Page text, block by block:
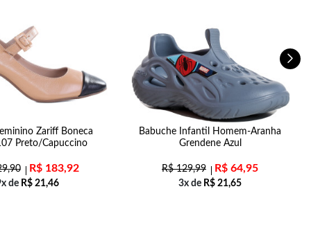
Zariff Boneca
Preto/Capuccino
R$183,92
de R$ 21,46
Babuche Infantil Homem-Aranha
Grendene Azul
R$129,99 R$ 64,95
3x de R$ 21,65